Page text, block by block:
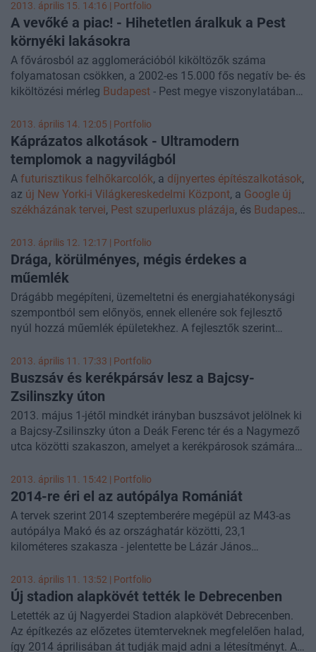
Stadion létesül a jelenlegi Puskás Ferenc Stadion
rekonstrukciójával és átépítésével, a jelenlegi létesítmények
pedig megújításra kerülnek. A stadion legfelső szintjén
kivilágítható panoráma futópálya létrehozását tervezik, és
a Puskás Stadiont egy legmagasabb UEFA kategóriájú,
legalább 65 000 fő befogadására alkalmas,
multifunkcionális sportközponttá építenék át.
2013. április 15. 14:16 | Portfolio
A vevőké a piac! - Hihetetlen áralkuk a Pest
környéki lakásokra
A fővárosból az agglomerációból kiköltözők száma
folyamatosan csökken, a 2002-es 15.000 fős negatív be- és
kiköltözési mérleg Budapest - Pest megye viszonylatában
az átlagosnál nagyobb, 16-18 százalékos teljes
árengedmény, családi házak esetében 10-12 százalékos
árcsökkenés és magas értékesítési idő jellemzi. A
forgalomban az országos átlagnál valamivel nagyobb
visszaesést elszenvedett piacnak nagy szüksége lenne a
keresletélénkítő állami intézkedések pozitív hatására, de
egyelőre nem látható a trendforduló - áll az Otthon Centrum
2013. április 14. 12:05 | Portfolio
Káprázatos alkotások - Ultramodern
templomok a nagyvilágból
A futurisztikus felhőkarcolók, a díjnyertes építészalkotások,
az új New Yorki-i Világkereskedelmi Központ, a Google új
székházának tervei, Pest szuperluxus plázája, és Budapest
legmodernebb templomokat gyűjtöttük egy csokorba az
építészetre és dizájnra fókuszáló Dezeen magazin
segítségével. Lenyűgöző alkotások képei a nagyvilágból.
2013. április 12. 12:17 | Portfolio
Drága, körülményes, mégis érdekes a
műemlék
Drágább megépíteni, üzemeltetni és energiahatékonysági
szempontból sem előnyös, ennek ellenére sok fejlesztő
nyúl hozzá műemlék épületekhez. A fejlesztők szerint
a kiadhatóságuk sok esetben könnyebb, ami a mai piacon
nagy hozzáadott értéket jelent. Az Ingatlanfejlesztői
Kerekasztal Egyesület (IFK)hazai műemlékvédelemről, a
műemlék épületekkel összefüggő ingatlanfejlesztési és
építészeti kihívásokról, problémákról tartott konferenciát.
Az IFK változtatna a jelenlegi szabályozási környezeten.
2013. április 11. 17:33 | Portfolio
Buszsáv és kerékpársáv lesz a Bajcsy-
Zsilinszky úton
2013. május 1-jétől mindkét irányban buszsávot jelölnek ki
a Bajcsy-Zsilinszky úton a Deák Ferenc tér és a Nagymező
utca közötti szakaszon, amelyet a kerékpárosok számára
2013. április 11. 15:42 | Portfolio
2014-re éri el az autópálya Romániát
A tervek szerint 2014 szeptemberére megépül az M43-as
autópálya Makó és az országhatár közötti, 23,1
kilométeres szakasza - jelentette be Lázár János
Az M43-as autópályához a román sztrádaszakasz viszont
várhatóan nem készül el a tervezett 2014-es határidőrev -
adta hírül az MTI.
2013. április 11. 13:52 | Portfolio
Új stadion alapkövét tették le Debrecenben
Letették az új Nagyerdei Stadion alapkövét Debrecenben.
Az építkezés az előzetes ütemterveknek megfelelően halad,
így 2014 áprilisában át tudják majd adni a létesítményt. A